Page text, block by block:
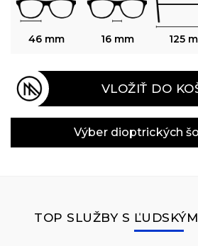
46 mm 16 mm 125
VLOŽIŤ DO
Výber dioptrických
TOP SLUŽBY S